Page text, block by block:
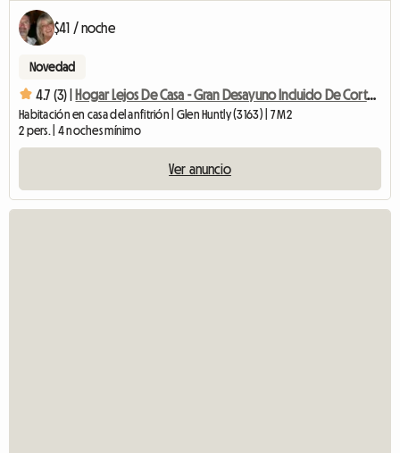
$41 / noche
Novedad
4.7 (3) | Hogar Lejos De Casa - Gran Desayuno Incluido De Cortesía
Habitación en casa del anfitrión | Glen Huntly (3163) | 7 M2
2 pers. | 4 noches mínimo
Ver anuncio